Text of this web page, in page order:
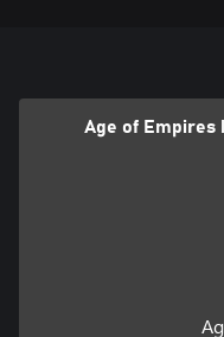
Age of Empires